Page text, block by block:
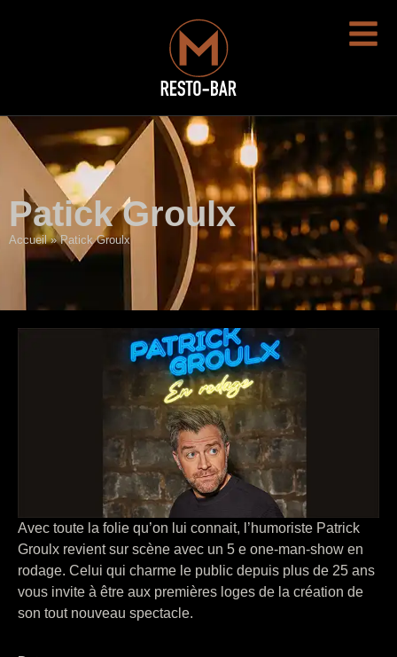
Patick Groulx
Accueil»Patick Groulx
Avec toute la folie qu’on lui connait, l’humoriste Patrick
Groulx revient sur scène avec un 5 e one-man-show en
rodage. Celui qui charme le public depuis plus de 25 ans
vous invite à être aux premières loges de la création de
son tout nouveau spectacle.